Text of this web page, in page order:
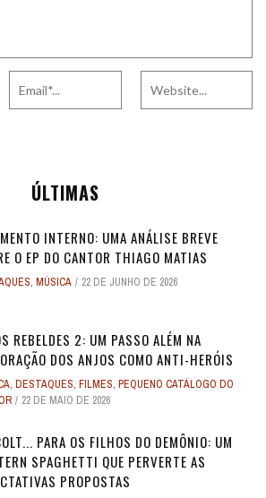
ÚLTIMAS
INTERNO: UMA ANÁLISE BREVE
O EP DO CANTOR THIAGO MATIAS
, MÚSICA 22 DE JUNHO DE 2026
REBELDES 2: UM PASSO ALÉM NA
DOS ANJOS COMO ANTI-HERÓIS
, DESTAQUES, FILMES, PEQUENO CATÁLOGO DO
22 DE MAIO DE 2026
PARA OS FILHOS DO DEMÔNIO: UM
SPAGHETTI QUE PERVERTE AS
PROPOSTAS